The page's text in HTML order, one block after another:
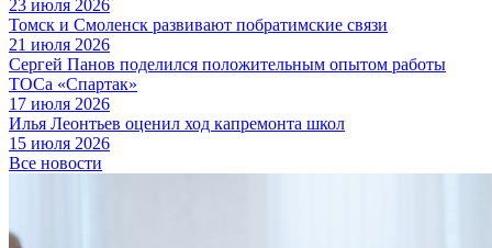
23 июля 2026
Томск и Смоленск развивают побратимские связи
21 июля 2026
Сергей Панов поделился положительным опытом работы
ТОСа «Спартак»
17 июля 2026
Илья Леонтьев оценил ход капремонта школ
15 июля 2026
Все новости